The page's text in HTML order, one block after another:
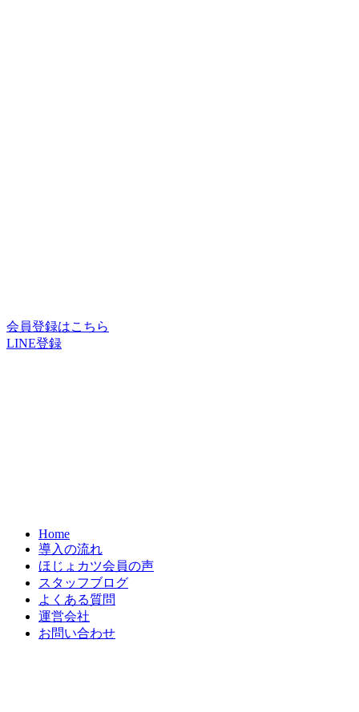
会員登録はこちら
LINE登録
Home
導入の流れ
ほじょカツ会員の声
スタッフブログ
よくある質問
運営会社
お問い合わせ